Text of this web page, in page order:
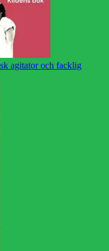
agitator och facklig